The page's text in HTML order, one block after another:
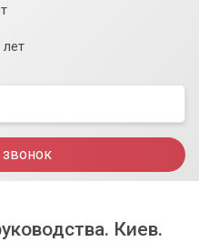
звонок
Киев.